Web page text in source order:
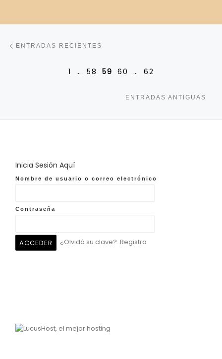
ENTRADAS RECIENTES
1 … 58 59 60 … 62
ENTRADAS ANTIGUAS
Inicia Sesión Aquí
Nombre de usuario o correo electrónico
Contraseña
¿Olvidó su clave? Registro